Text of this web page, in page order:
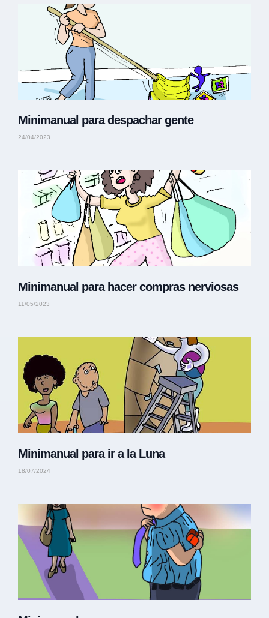
Minimanual para despachar gente
24/04/2023
Minimanual para hacer compras nerviosas
11/05/2023
Minimanual para ir a la Luna
18/07/2024